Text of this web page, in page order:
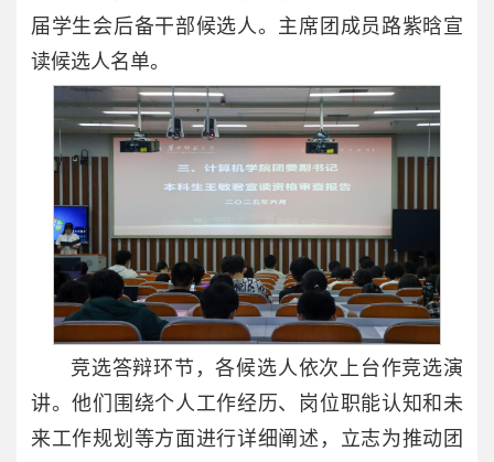
届学生会后备干部候选人。主席团成员路紫晗宣
读候选人名单。
竞选答辩环节，各候选人依次上台作竞选演
讲。他们围绕个人工作经历、岗位职能认知和未
来工作规划等方面进行详细阐述，立志为推动团